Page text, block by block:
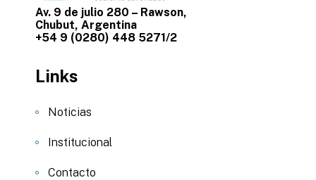
Av. 9 de julio 280 – Rawson,
Chubut, Argentina
+54 9 (0280) 448 5271/2
Links
Noticias
Institucional
Contacto